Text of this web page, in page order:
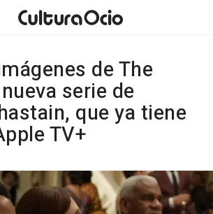
de The
serie de
que ya tiene
TV+